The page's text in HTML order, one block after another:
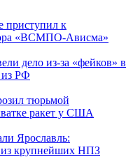
приступил к
«ВСМПО-Ависма»
дело из-за «фейков» в
из РФ
тюрьмой
ракет у США
Ярославль:
из крупнейших НПЗ